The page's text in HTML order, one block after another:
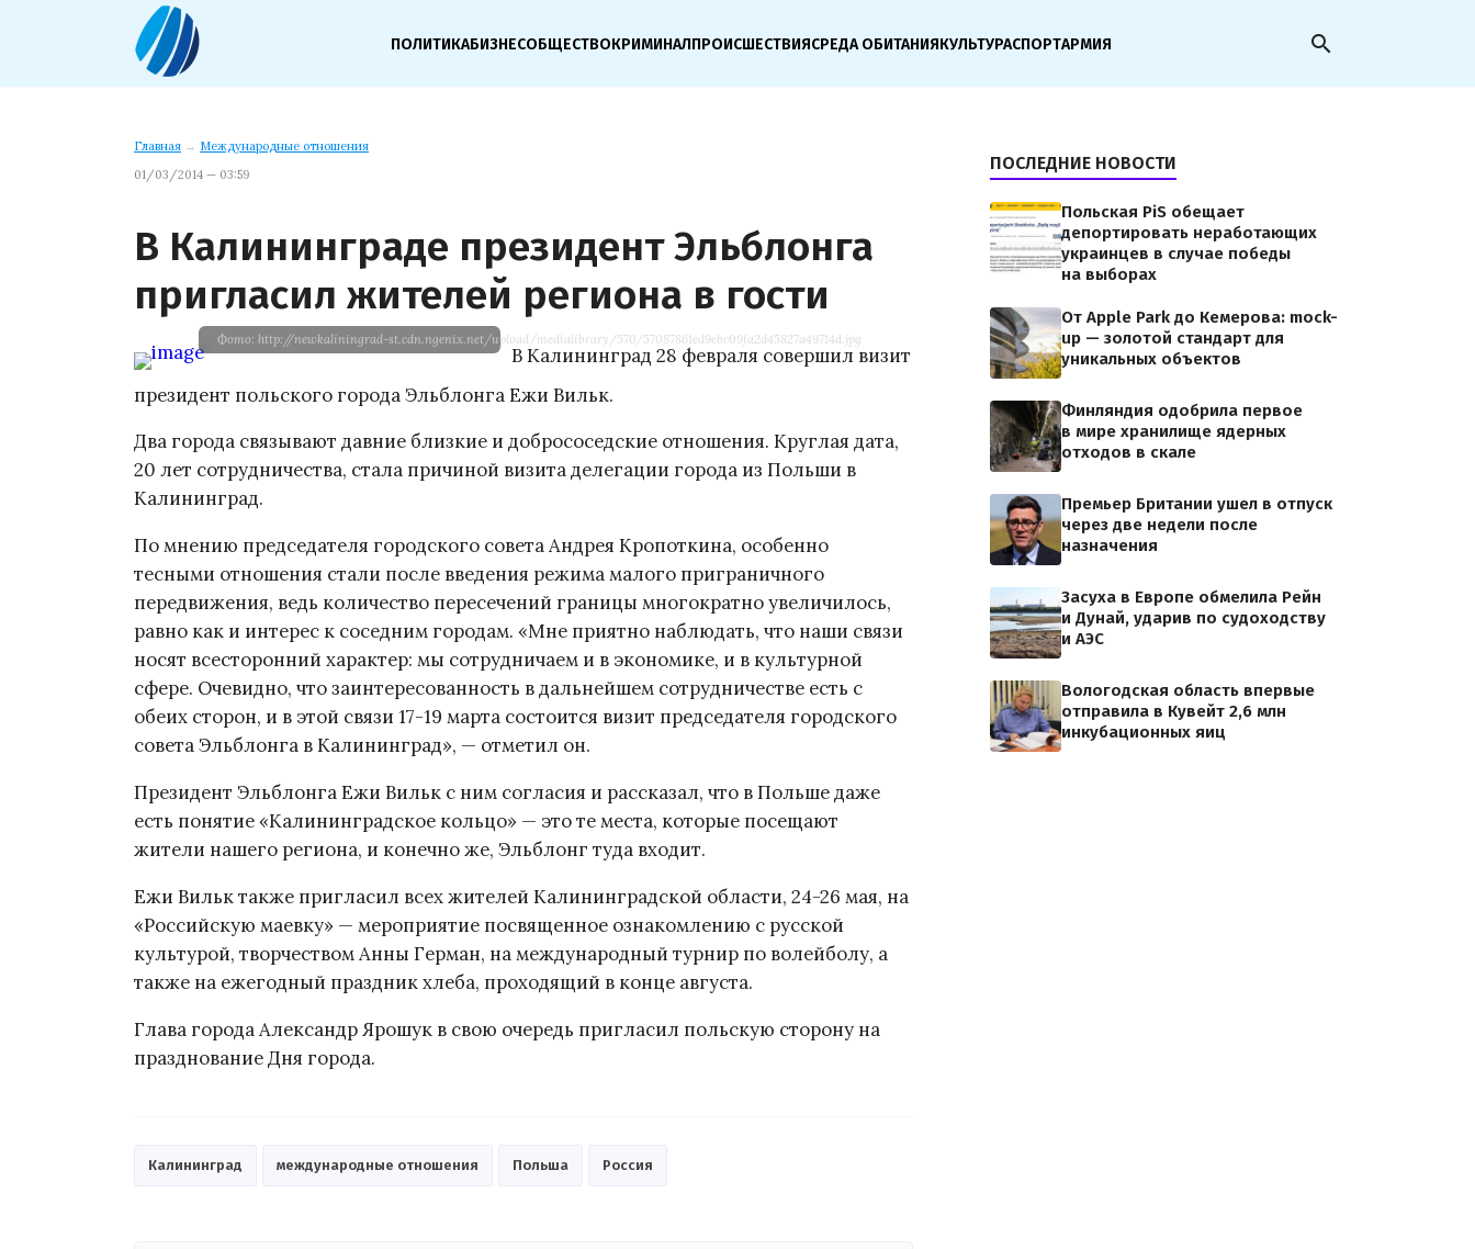
ПОЛИТИКАБИЗНЕСОБЩЕСТВОКРИМИНАЛПРОИСШЕСТВИЯСРЕДА ОБИТАНИЯКУЛЬТУРАСПОРТАРМИЯ search
Главная → Международные отношения
01/03/2014 — 03:59
В Калининграде президент Эльблонга
пригласил жителей региона в гости
Фото: http://newkaliningrad-st.cdn.ngenix.net/upload/medialibrary/570/57087861ed9ebc09fa2d45827a49714d.jpg
В Калининград 28 февраля совершил визит
президент польского города Эльблонга Ежи Вильк.
Два города связывают давние близкие и добрососедские отношения. Круглая дата,
20 лет сотрудничества, стала причиной визита делегации города из Польши в
Калининград.
По мнению председателя городского совета Андрея Кропоткина, особенно
тесными отношения стали после введения режима малого приграничного
передвижения, ведь количество пересечений границы многократно увеличилось,
равно как и интерес к соседним городам. «Мне приятно наблюдать, что наши связи
носят всесторонний характер: мы сотрудничаем и в экономике, и в культурной
сфере. Очевидно, что заинтересованность в дальнейшем сотрудничестве есть с
обеих сторон, и в этой связи 17-19 марта состоится визит председателя городского
совета Эльблонга в Калининград», — отметил он.
Президент Эльблонга Ежи Вильк с ним согласия и рассказал, что в Польше даже
есть понятие «Калининградское кольцо» — это те места, которые посещают
жители нашего региона, и конечно же, Эльблонг туда входит.
Ежи Вильк также пригласил всех жителей Калининградской области, 24-26 мая, на
«Российскую маевку» — мероприятие посвященное ознакомлению с русской
культурой, творчеством Анны Герман, на международный турнир по волейболу, а
также на ежегодный праздник хлеба, проходящий в конце августа.
Глава города Александр Ярошук в свою очередь пригласил польскую сторону на
празднование Дня города.
Калининград международные отношения Польша Россия
ПОСЛЕДНИЕ НОВОСТИ
Польская PiS обещает
депортировать неработающих
украинцев в случае победы
на выборах
От Apple Park до Кемерова: mock-
up — золотой стандарт для
уникальных объектов
Финляндия одобрила первое
в мире хранилище ядерных
отходов в скале
Премьер Британии ушел в отпуск
через две недели после
назначения
Засуха в Европе обмелила Рейн
и Дунай, ударив по судоходству
и АЭС
Вологодская область впервые
отправила в Кувейт 2,6 млн
инкубационных яиц